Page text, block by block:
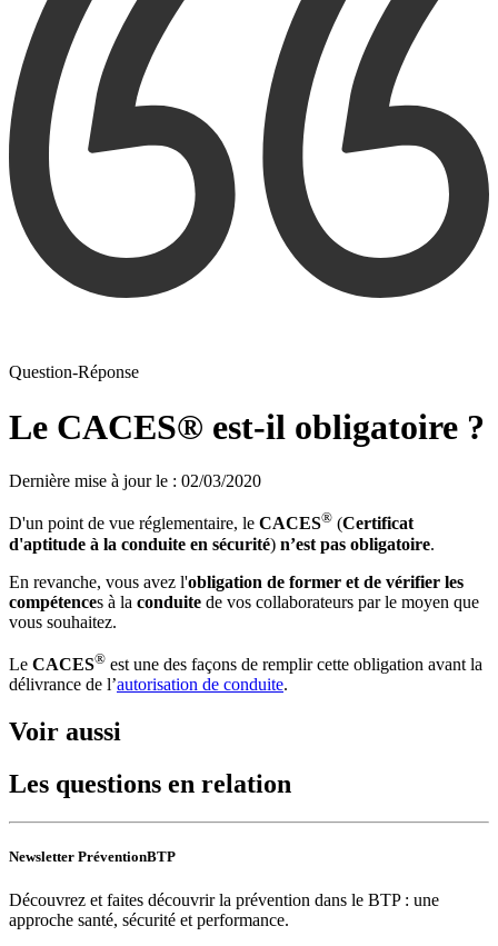
Question-Réponse
Le CACES® est-il obligatoire ?
Dernière mise à jour le : 02/03/2020
D'un point de vue réglementaire, le CACES® (Certificat
d'aptitude à la conduite en sécurité) n’est pas obligatoire.
En revanche, vous avez l'obligation de former et de vérifier les
compétences à la conduite de vos collaborateurs par le moyen que
vous souhaitez.
Le CACES® est une des façons de remplir cette obligation avant la
délivrance de l’autorisation de conduite.
Voir aussi
Les questions en relation
Newsletter PréventionBTP
Découvrez et faites découvrir la prévention dans le BTP : une
approche santé, sécurité et performance.